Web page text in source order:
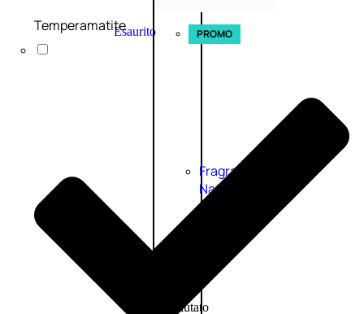
Esaurito PROMO
Fragranze
Nature
Donna
L’OCCITANE
Valutato
Temperamatite